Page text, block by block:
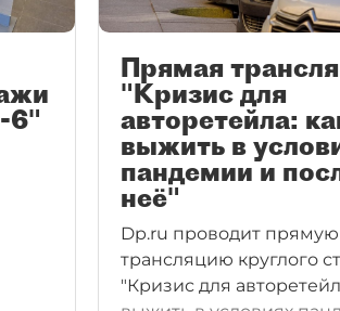
6"
Прямая
"Кризис для
авторетейла:
выжить в
пандемии и
неё"
Dp.ru проводит прямую
трансляцию круглого
"Кризис для